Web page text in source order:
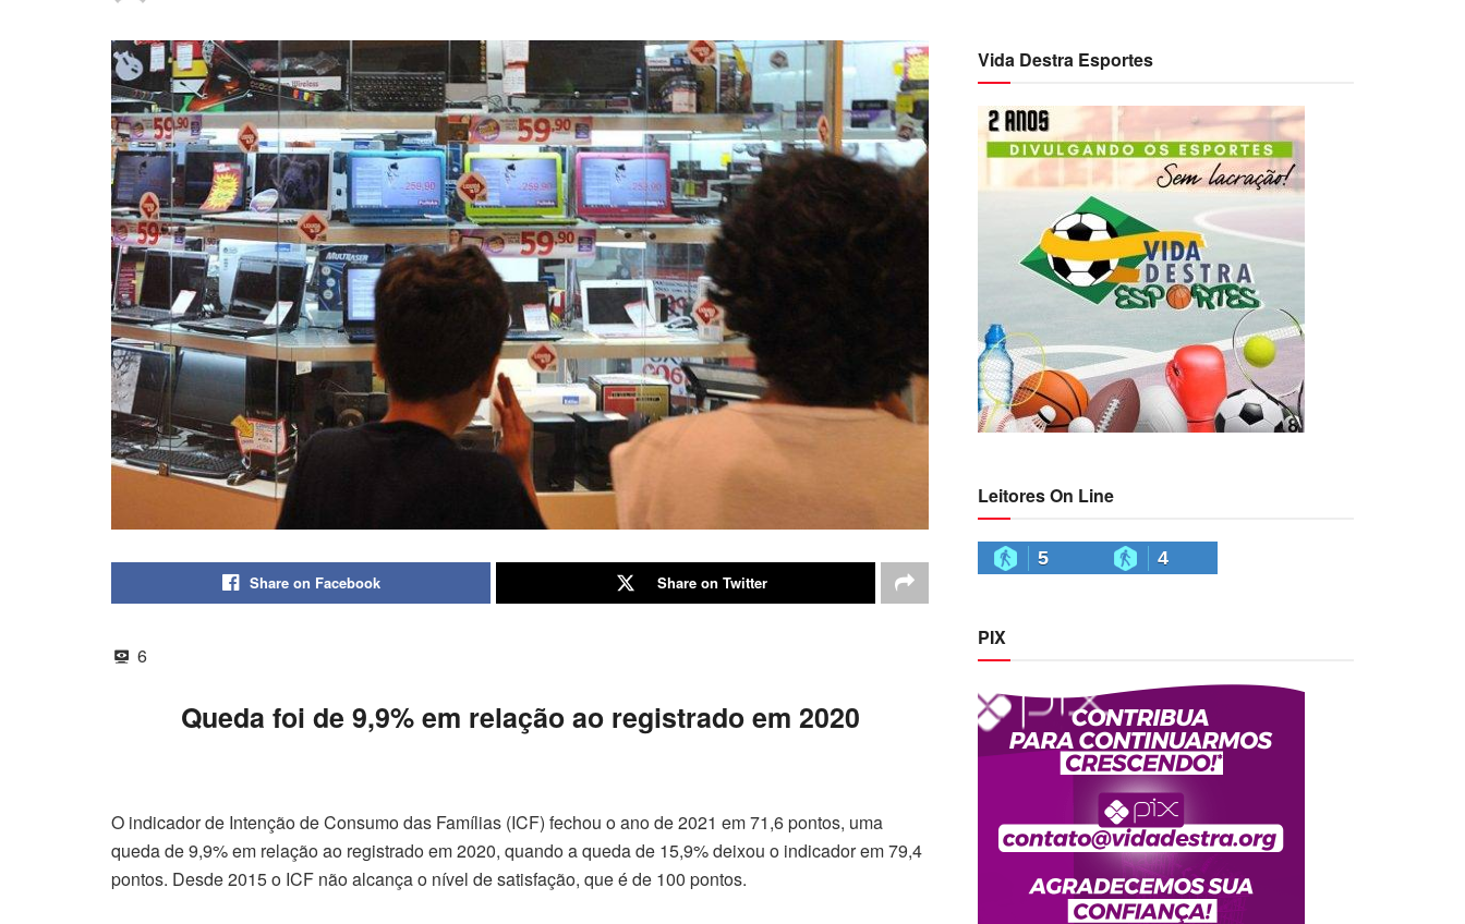
Share on Facebook Share on Twitter
6
Queda foi de 9,9% em relação ao registrado em 2020
O indicador de Intenção de Consumo das Famílias (ICF) fechou o ano de 2021 em 71,6 pontos, uma
queda de 9,9% em relação ao registrado em 2020, quando a queda de 15,9% deixou o indicador em 79,4
pontos. Desde 2015 o ICF não alcança o nível de satisfação, que é de 100 pontos.
Vida Destra Esportes
Leitores On Line
5 4
PIX